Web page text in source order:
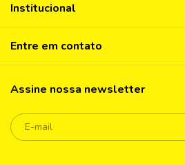
Institucional
Entre em contato
Assine nossa newsletter